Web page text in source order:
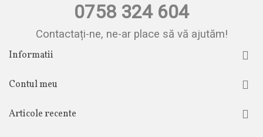
0758 324 604
Contactați-ne, ne-ar place să vă ajutăm!
Informatii
Contul meu
Articole recente